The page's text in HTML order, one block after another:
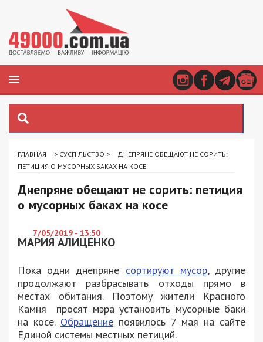
ГЛАВНАЯ > СУСПІЛЬСТВО >
ДНЕПРЯНЕ ОБЕЩАЮТ НЕ СОРИТЬ:
ПЕТИЦИЯ О МУСОРНЫХ БАКАХ НА КОСЕ
Днепряне обещают не сорить: петиция
о мусорных баках на косе
7/05/2019 - 13:50
МАРИЯ АЛИЦЕНКО
Пока одни днепряне сортируют мусор, другие
продолжают разбрасывать отходы прямо в
местах обитания. Поэтому жители Красного
Камня просят мэра установить мусорные баки
на косе. Обращение появилось 7 мая на сайте
Единой системы местных петиций.